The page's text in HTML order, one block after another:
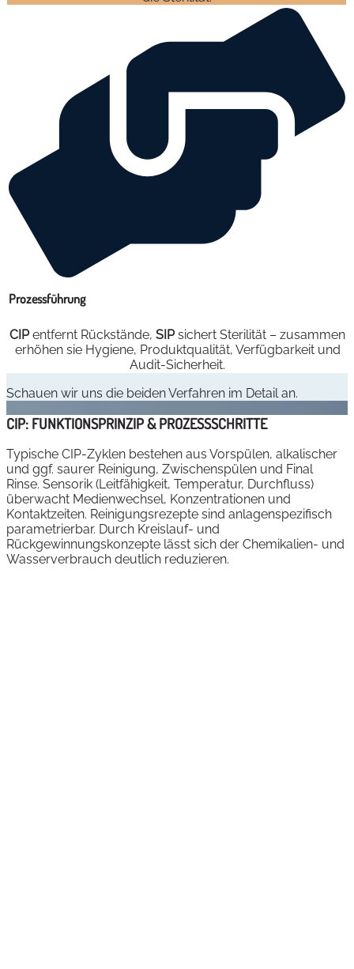
Prozessführung
CIPentfernt Rückstände, SIPsichert Sterilität – zusammen
erhöhen sie Hygiene, Produktqualität, Verfügbarkeit und
Audit‑Sicherheit.
Schauen wir uns die beiden Verfahren im Detail an.
CIP: FUNKTIONSPRINZIP & PROZESSSCHRITTE
Typische CIP-Zyklen bestehen aus Vorspülen, alkalischer
und ggf. saurer Reinigung, Zwischenspülen und Final
Rinse. Sensorik (Leitfähigkeit, Temperatur, Durchfluss)
überwacht Medienwechsel, Konzentrationen und
Kontaktzeiten. Reinigungsrezepte sind anlagenspezifisch
parametrierbar. Durch Kreislauf- und
Rückgewinnungskonzepte lässt sich der Chemikalien- und
Wasserverbrauch deutlich reduzieren.